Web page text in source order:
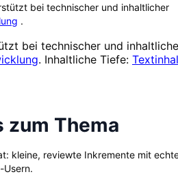
bei technischer und inhaltlicher
.
bei technischer und
. Inhaltliche Tiefe:
zum Thema
kleine, reviewte Inkremente mit
Usern.